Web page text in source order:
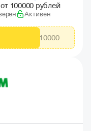
100000 рублей
Активен
CITYADS10000